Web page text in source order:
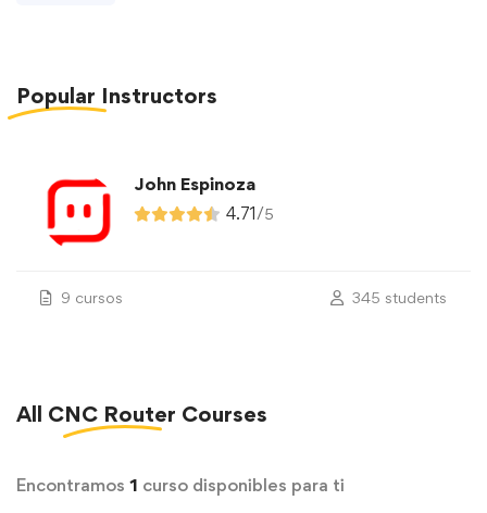
Popular Instructors
John Espinoza
4.71/5
9 cursos 345 students
All CNC Router Courses
Encontramos 1 curso disponibles para ti